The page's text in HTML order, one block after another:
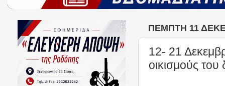
ΠΈΜΠΤΗ 11
12- 21
οικισμούς